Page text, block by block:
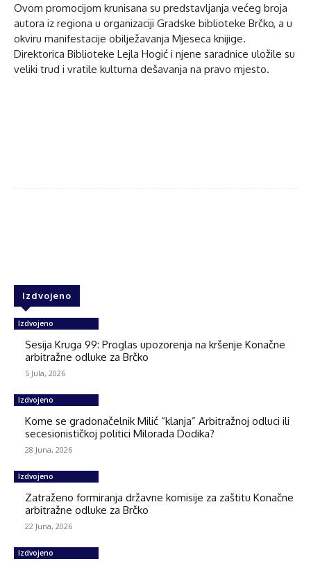
Ovom promocijom krunisana su predstavljanja većeg broja
autora iz regiona u organizaciji Gradske biblioteke Brčko, a u
okviru manifestacije obilježavanja Mjeseca knijige.
Direktorica Biblioteke Lejla Hogić i njene saradnice uložile su
veliki trud i vratile kulturna dešavanja na pravo mjesto.
Izdvojeno
Izdvojeno
Sesija Kruga 99: Proglas upozorenja na kršenje Konačne
arbitražne odluke za Brčko
5 Jula, 2026
Izdvojeno
Kome se gradonačelnik Milić “klanja” Arbitražnoj odluci ili
secesionističkoj politici Milorada Dodika?
28 Juna, 2026
Izdvojeno
Zatraženo formiranja državne komisije za zaštitu Konačne
arbitražne odluke za Brčko
22 Juna, 2026
Izdvojeno